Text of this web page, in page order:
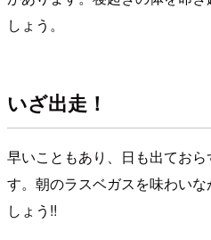
しょう。
いざ出走！
早いこともあり、日も出てお
す。朝のラスベガスを味わい
しょう!!